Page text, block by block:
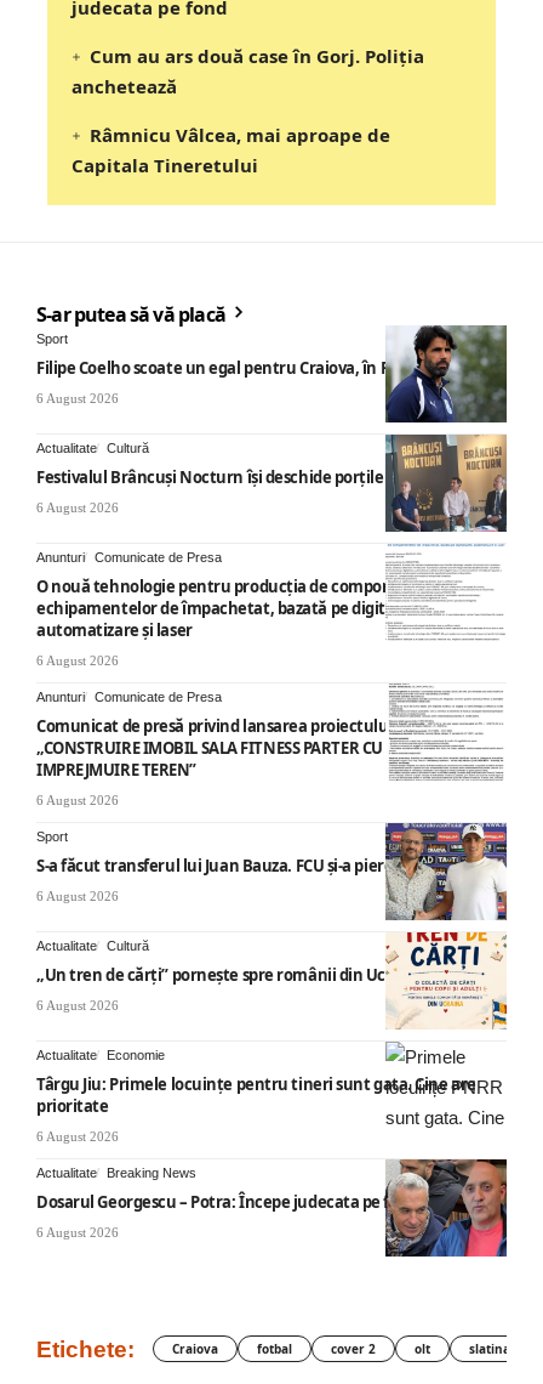
judecata pe fond
Cum au ars două case în Gorj. Poliția
anchetează
Râmnicu Vâlcea, mai aproape de
Capitala Tineretului
S-ar putea să vă placă
Sport
Filipe Coelho scoate un egal pentru Craiova, în Finlanda
6 August 2026
Actualitate Cultură
Festivalul Brâncuși Nocturn își deschide porțile la Târgu Jiu
6 August 2026
Anunturi Comunicate de Presa
O nouă tehnologie pentru producția de componente ale
echipamentelor de împachetat, bazată pe digitalizare,
automatizare și laser
6 August 2026
Anunturi Comunicate de Presa
Comunicat de presă privind lansarea proiectului cu titlul
„CONSTRUIRE IMOBIL SALA FITNESS PARTER CU SUPANTA SI
IMPREJMUIRE TEREN”
6 August 2026
Sport
S-a făcut transferul lui Juan Bauza. FCU și-a pierdut vedeta
6 August 2026
Actualitate Cultură
„Un tren de cărți” pornește spre românii din Ucraina
6 August 2026
Actualitate Economie
Târgu Jiu: Primele locuințe pentru tineri sunt gata. Cine are
prioritate
6 August 2026
Actualitate Breaking News
Dosarul Georgescu – Potra: Începe judecata pe fond
6 August 2026
Etichete: Craiova fotbal cover 2 olt slatina